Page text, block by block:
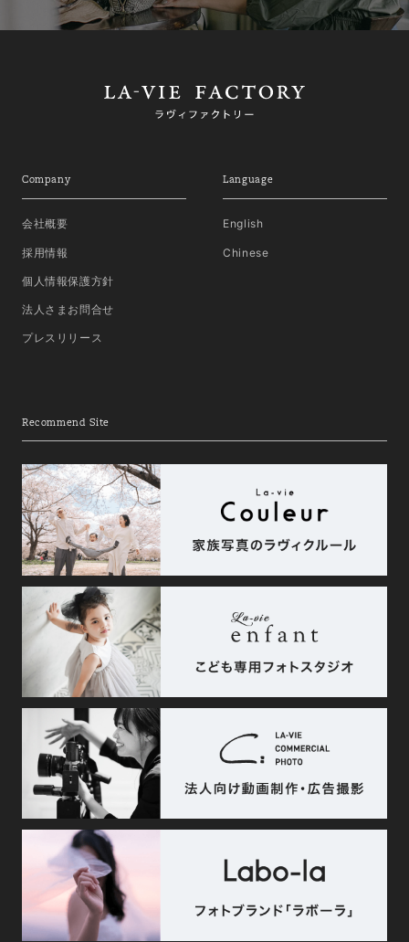
Company
会社概要
採用情報
個人情報保護方針
法人さまお問合せ
プレスリリース
Language
English
Chinese
Recommend Site